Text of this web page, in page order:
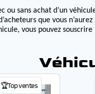
ou sans achat d’un
que vous
vous pouvez
🏆Top ventes